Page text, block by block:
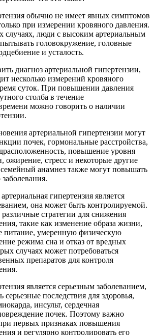
обычно не имеет явных симптомов
при измерении кровяного давления.
случаях, люди с высоким артериальным
головокружение, головные
и усталость.
диагноз артериальной гипертензии,
несколько измерений кровяного
суток. При повышении давления
столба в течение
можно говорить о наличии
артериальной гипертензии могут
почек, гормональные расстройства,
повышение уровня
ожирение, стресс и некоторые другие
анамнез также могут повышать
гипертензия является
она может быть контролируемой.
стратегии для снижения
такие как изменение образа жизни,
питание, умеренную физическую
режима сна и отказ от вредных
случаях может потребоваться
препаратов для контроля
является серьезным заболеванием,
серьезные последствия для здоровья,
инсульт, сердечная
почек. Поэтому важно
первых признаках повышения
и регулярно контролировать его